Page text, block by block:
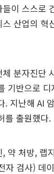
이 스스로
산업의 혁
분자진단
기반으로
. 지난해 AI
를 출원했다.
약 처방, 랩
자 검사) 데